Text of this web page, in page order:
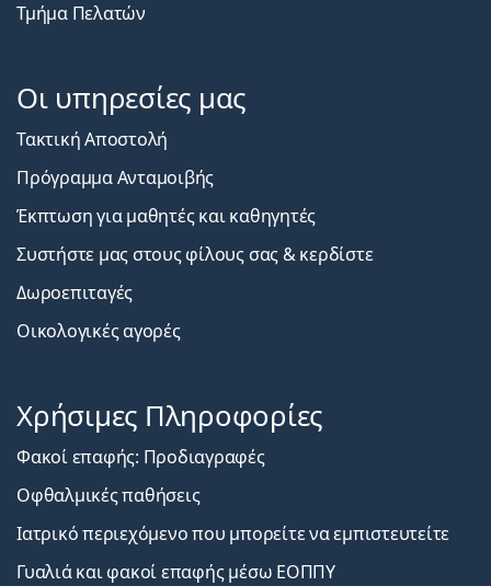
Τμήμα Πελατών
Οι υπηρεσίες μας
Τακτική Αποστολή
Πρόγραμμα Ανταμοιβής
Έκπτωση για μαθητές και καθηγητές
Συστήστε μας στους φίλους σας & κερδίστε
Δωροεπιταγές
Οικολογικές αγορές
Χρήσιμες Πληροφορίες
Φακοί επαφής: Προδιαγραφές
Οφθαλμικές παθήσεις
Ιατρικό περιεχόμενο που μπορείτε να εμπιστευτείτε
Γυαλιά και φακοί επαφής μέσω ΕΟΠΠΥ